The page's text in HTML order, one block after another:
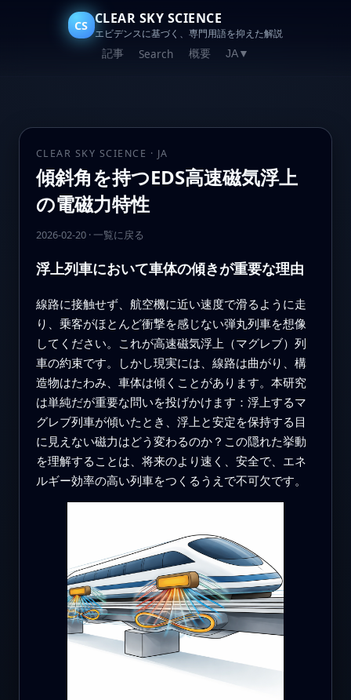
CS CLEAR SKY SCIENCE
エビデンスに基づく、専門用語を抑えた解説
記事 Search 概要 JA▼
CLEAR SKY SCIENCE · JA
傾斜角を持つEDS高速磁気浮上
の電磁力特性
2026-02-20· 一覧に戻る
浮上列車において車体の傾きが重要な理由
線路に接触せず、航空機に近い速度で滑るように走
り、乗客がほとんど衝撃を感じない弾丸列車を想像
してください。これが高速磁気浮上（マグレブ）列
車の約束です。しかし現実には、線路は曲がり、構
造物はたわみ、車体は傾くことがあります。本研究
は単純だが重要な問いを投げかけます：浮上するマ
グレブ列車が傾いたとき、浮上と安定を保持する目
に見えない磁力はどう変わるのか？この隠れた挙動
を理解することは、将来のより速く、安全で、エネ
ルギー効率の高い列車をつくるうえで不可欠です。